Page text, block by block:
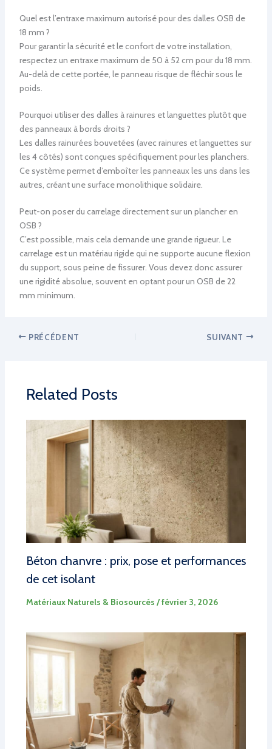
Quel est l’entraxe maximum autorisé pour des dalles OSB de
18 mm ?
Pour garantir la sécurité et le confort de votre installation,
respectez un entraxe maximum de 50 à 52 cm pour du 18 mm.
Au-delà de cette portée, le panneau risque de fléchir sous le
poids.
Pourquoi utiliser des dalles à rainures et languettes plutôt que
des panneaux à bords droits ?
Les dalles rainurées bouvetées (avec rainures et languettes sur
les 4 côtés) sont conçues spécifiquement pour les planchers.
Ce système permet d’emboîter les panneaux les uns dans les
autres, créant une surface monolithique solidaire.
Peut-on poser du carrelage directement sur un plancher en
OSB ?
C’est possible, mais cela demande une grande rigueur. Le
carrelage est un matériau rigide qui ne supporte aucune flexion
du support, sous peine de fissurer. Vous devez donc assurer
une rigidité absolue, souvent en optant pour un OSB de 22
mm minimum.
PRÉCÉDENT SUIVANT
Related Posts
Béton chanvre : prix, pose et performances
de cet isolant
Matériaux Naturels & Biosourcés /février 3, 2026